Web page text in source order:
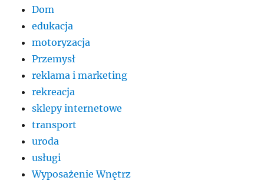
Dom
edukacja
motoryzacja
Przemysł
reklama i marketing
rekreacja
sklepy internetowe
transport
uroda
usługi
Wyposażenie Wnętrz